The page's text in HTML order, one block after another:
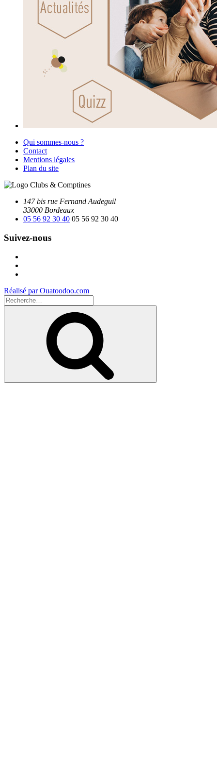
Qui sommes-nous ?
Contact
Mentions légales
Plan du site
147 bis rue Fernand Audeguil
33000 Bordeaux
05 56 92 30 40 05 56 92 30 40
Suivez-nous
Réalisé par Ouatoodoo.com
Recherche
pour